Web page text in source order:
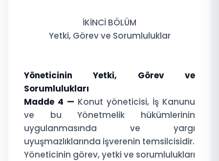
İKİNCİ BÖLÜM
Yetki, Görev ve Sorumluluklar
Yöneticinin Yetki, Görev ve
Sorumlulukları
Madde 4 — Konut yöneticisi, İş Kanunu
ve bu Yönetmelik hükümlerinin
uygulanmasında ve yargı
uyuşmazlıklarında işverenin temsilcisidir.
Yöneticinin görev, yetki ve sorumlulukları